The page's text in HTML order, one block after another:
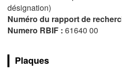
désignation)
Numéro du rapport de
Numero RBIF : 61640 00
Plaques